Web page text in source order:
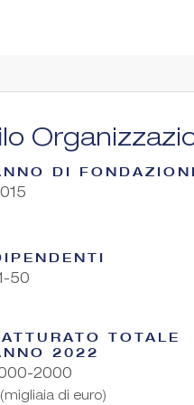
DI
50
TOTALE
2022
2000
(migliaia di euro)